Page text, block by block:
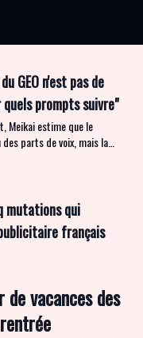
GEO n'est pas de
prompts suivre"
Meikai estime que le
parts de voix, mais la
des usages. Ses
mutations qui
français
vacances des